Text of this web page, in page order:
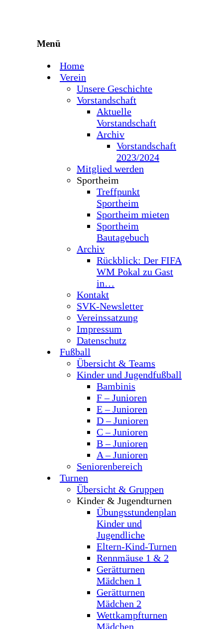
Menü
Home
Verein
Unsere Geschichte
Vorstandschaft
Aktuelle
Vorstandschaft
Archiv
Vorstandschaft
2023/2024
Mitglied werden
Sportheim
Treffpunkt
Sportheim
Sportheim mieten
Sportheim
Bautagebuch
Archiv
Rückblick: Der FIFA
WM Pokal zu Gast
in…
Kontakt
SVK-Newsletter
Vereinssatzung
Impressum
Datenschutz
Fußball
Übersicht & Teams
Kinder und Jugendfußball
Bambinis
F – Junioren
E – Junioren
D – Junioren
C – Junioren
B – Junioren
A – Junioren
Seniorenbereich
Turnen
Übersicht & Gruppen
Kinder & Jugendturnen
Übungsstundenplan
Kinder und
Jugendliche
Eltern-Kind-Turnen
Rennmäuse 1 & 2
Gerätturnen
Mädchen 1
Gerätturnen
Mädchen 2
Wettkampfturnen
Mädchen